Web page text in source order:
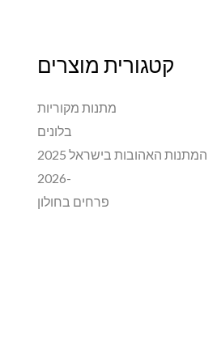
קטגורית מוצרים
מתנות מקוריות
בלונים
המתנות האהובות בישראל 2025
-2026
פרחים בחולון